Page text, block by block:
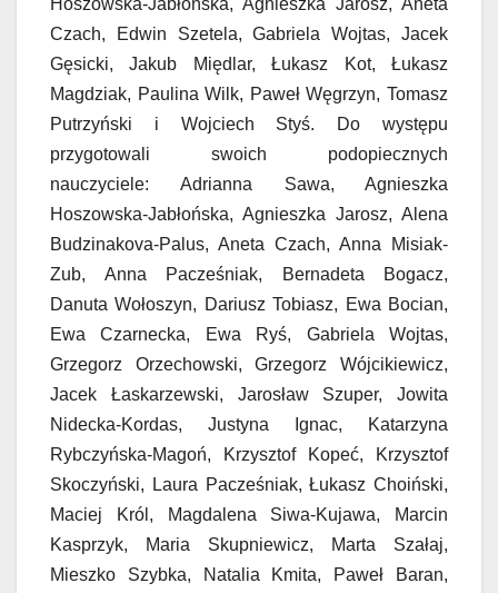
Czach, Edwin Szetela, Gabriela Wojtas, Jacek
Gęsicki, Jakub Międlar, Łukasz Kot, Łukasz
Magdziak, Paulina Wilk, Paweł Węgrzyn, Tomasz
Putrzyński i Wojciech Styś. Do występu
przygotowali swoich podopiecznych
nauczyciele: Adrianna Sawa, Agnieszka
Hoszowska-Jabłońska, Agnieszka Jarosz, Alena
Budzinakova-Palus, Aneta Czach, Anna Misiak-
Zub, Anna Pacześniak, Bernadeta Bogacz,
Danuta Wołoszyn, Dariusz Tobiasz, Ewa Bocian,
Ewa Czarnecka, Ewa Ryś, Gabriela Wojtas,
Grzegorz Orzechowski, Grzegorz Wójcikiewicz,
Jacek Łaskarzewski, Jarosław Szuper, Jowita
Nidecka-Kordas, Justyna Ignac, Katarzyna
Rybczyńska-Magoń, Krzysztof Kopeć, Krzysztof
Skoczyński, Laura Pacześniak, Łukasz Choiński,
Maciej Król, Magdalena Siwa-Kujawa, Marcin
Kasprzyk, Maria Skupniewicz, Marta Szałaj,
Mieszko Szybka, Natalia Kmita, Paweł Baran,